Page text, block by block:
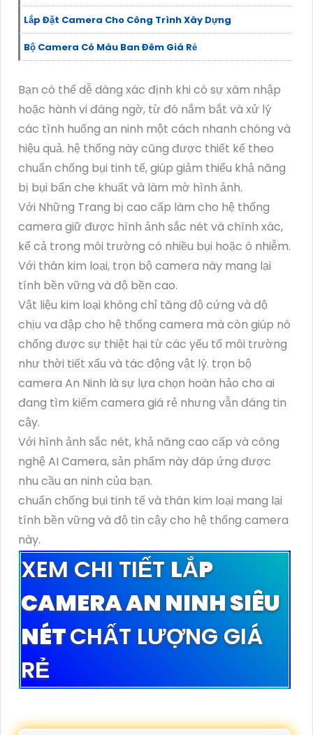
Lắp Đặt Camera Cho Công Trình Xây Dựng
Bộ Camera Có Màu Ban Đêm Giá Rẻ
Bạn có thể dễ dàng xác định khi có sự xâm nhập
hoặc hành vi đáng ngờ, từ đó nắm bắt và xử lý
các tình huống an ninh một cách nhanh chóng và
hiệu quả. hệ thống này cũng được thiết kế theo
chuẩn chống bụi tinh tế, giúp giảm thiểu khả năng
bị bụi bẩn che khuất và làm mờ hình ảnh.
Với Những Trang bị cao cấp làm cho hệ thống
camera giữ được hình ảnh sắc nét và chính xác,
kể cả trong môi trường có nhiều bụi hoặc ô nhiễm.
Với thân kim loại, trọn bộ camera này mang lại
tính bền vững và độ bền cao.
Vật liệu kim loại không chỉ tăng độ cứng và độ
chịu va đập cho hệ thống camera mà còn giúp nó
chống được sự thiệt hại từ các yếu tố môi trường
như thời tiết xấu và tác động vật lý. trọn bộ
camera An Ninh là sự lựa chọn hoàn hảo cho ai
đang tìm kiếm camera giá rẻ nhưng vẫn đáng tin
cậy.
Với hình ảnh sắc nét, khả năng cao cấp và công
nghệ AI Camera, sản phẩm này đáp ứng được
nhu cầu an ninh của bạn.
chuẩn chống bụi tinh tế và thân kim loại mang lại
tính bền vững và độ tin cậy cho hệ thống camera
này.
XEM CHI TIẾTLẮP
CAMERA AN NINH SIÊU
NÉTCHẤT LƯỢNG GIÁ
RẺ